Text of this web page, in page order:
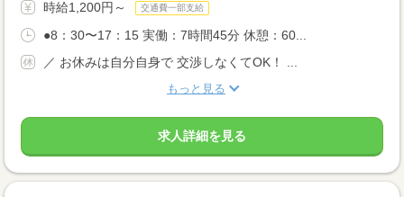
時給1,200円～ 交通費一部支給
●8：30〜17：15 実働：7時間45分 休憩：60...
／ お休みは自分自身で 交渉しなくてOK！ ...
もっと見る
求人詳細を見る